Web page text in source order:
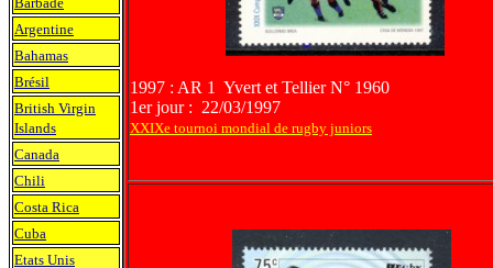
1997 : AR 1 Yvert et Tellier N° 1960
1er jour : 22/03/1997
XXIXe tournoi mondial de rugby juniors
Argentine
Bahamas
Brésil
British Virgin
Islands
Canada
Chili
Costa Rica
Cuba
Etats Unis